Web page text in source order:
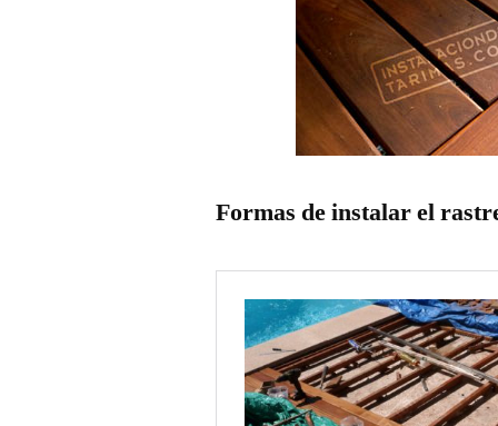
Formas de instalar el